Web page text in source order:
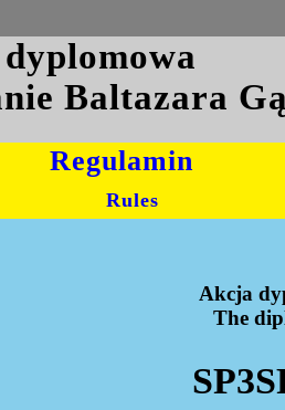
Baltazara
Regulamin
Rules
Akcja
The